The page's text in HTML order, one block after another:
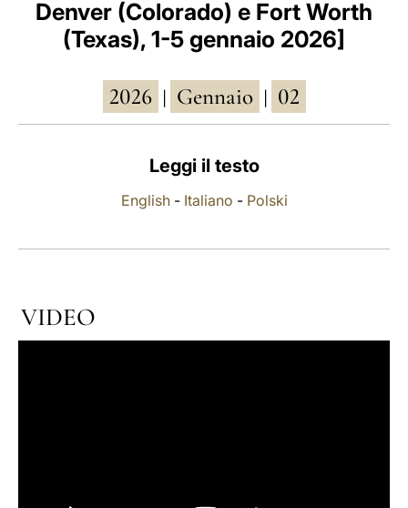
العربيّة
LATINE
Denver (Colorado) e Fort Worth
(Texas), 1-5 gennaio 2026]
2026 Gennaio 02
Leggi il testo
English- Italiano - Polski
VIDEO